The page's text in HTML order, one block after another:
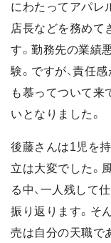
にわたってアパレ
店長などを務めて
す。勤務先の業績
験。ですが、責任
も慕ってついて来
いとなりました。
後藤さんは1児を
立は大変でした。
る中、一人残して
振り返ります。そ
売は自分の天職で